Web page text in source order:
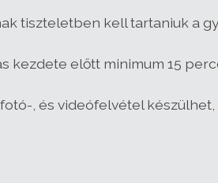
tiszteletben kell tartaniuk a
kezdete előtt minimum 15
, és videófelvétel